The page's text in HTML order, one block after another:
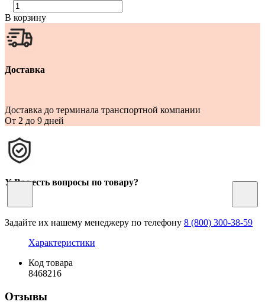
В корзину
Доставка
Доставка до терминала транспортной компании
От 2 до 9 дней
У Вас есть вопросы по товару?
Задайте их нашему менеджеру по телефону 8 (800) 300-38-59
Характеристики
Код товара
8468216
Отзывы